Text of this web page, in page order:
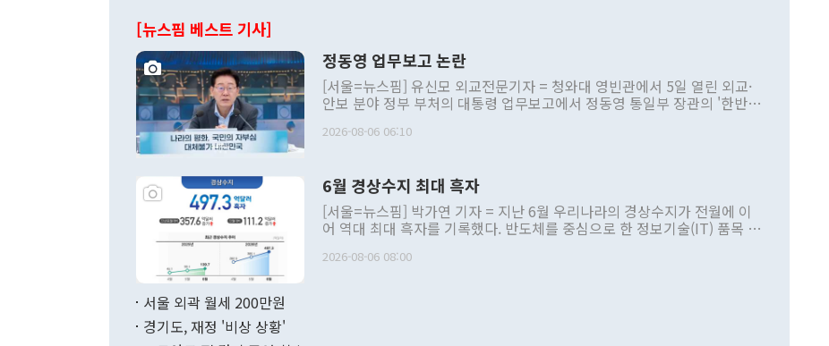
[뉴스핌 베스트 기사]
정동영 업무보고 논란
[서울=뉴스핌] 유신모 외교전문기자 = 청와대 영빈관에서 5일 열린 외교·
안보 분야 정부 부처의 대통령 업무보고에서 정동영 통일부 장관의 '한반도
발언 중에는 정부 내 조율을 거치지 않은 사안을 정책으로 추진하겠다고 공
주의적 희망에 근거한 비현실적 구상'이라는 비판을 내놨다. 그동안 정 장
관의 대북 정책 관련 발언이 물의를 빚은 적은 여러 번 있지만 대통령과 유
관 부처 장관이 공개적으로 부정적 입장을 표명한 것은 이례적이다. 정 장
관의 무리한 대북 접근법과 월권을 제어해야 한다는 목소리도 높아지고 있
다. [정동영 통일부 장관이 지난달 23일 오후 서울 종로구 정부서울청사에
2026-08-06 06:10
6월 경상수지 최대 흑자
[서울=뉴스핌] 박가연 기자 = 지난 6월 우리나라의 경상수지가 전월에 이
어 역대 최대 흑자를 기록했다. 반도체를 중심으로 한 정보기술(IT) 품목 수
료=한국은행] 한국은행이 6일 발표한 '2026년 6월 국제수지(잠정)'에 따르
2026-08-06 08:00
서울 외곽 월세 200만원
경기도, 재정 '비상 상황'